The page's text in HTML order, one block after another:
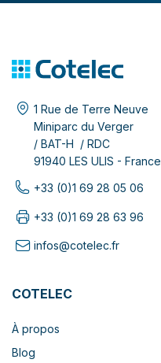
1 Rue de Terre Neuve
Miniparc du Verger
/ BAT-H / RDC
91940 LES ULIS - France
+33 (0)1 69 28 05 06
+33 (0)1 69 28 63 96
infos@cotelec.fr
COTELEC
À propos
Blog